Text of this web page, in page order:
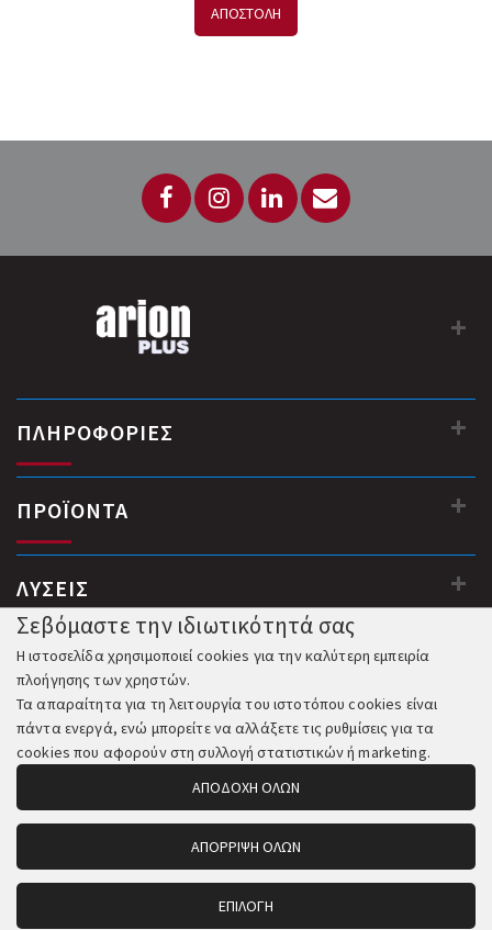
ΑΠΟΣΤΟΛΗ
ΠΛΗΡΟΦΟΡΙΕΣ
ΠΡΟΪΟΝΤΑ
ΛΥΣΕΙΣ
© 2018-2026 All Rights Reserved. Κατασκευή και Φιλοξενία:
Komvos.gr
Σεβόμαστε την ιδιωτικότητά σας
Η ιστοσελίδα χρησιμοποιεί cookies για την καλύτερη εμπειρία
πλοήγησης των χρηστών.
Τα απαραίτητα για τη λειτουργία του ιστοτόπου cookies είναι
πάντα ενεργά, ενώ μπορείτε να αλλάξετε τις ρυθμίσεις για τα
cookies που αφορούν στη συλλογή στατιστικών ή marketing.
ΑΠΟΔΟΧΗ ΟΛΩΝ
ΑΠΟΡΡΙΨΗ ΟΛΩΝ
ΕΠΙΛΟΓΗ